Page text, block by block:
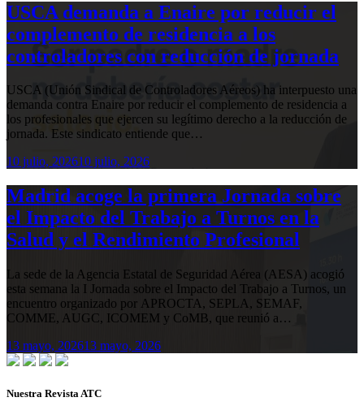
USCA demanda a Enaire por reducir el
complemento de residencia a los
controladores con reducción de jornada
USCA (Unión Sindical de Controladores Aéreos) ha interpuesto una
demanda contra Enaire por reducir el complemento de residencia a
los profesionales que ejercen su legítimo derecho a la reducción de
jornada. Este sindicato entiende que…
10 julio, 202610 julio, 2026
Madrid acoge la primera Jornada sobre
el Impacto del Trabajo a Turnos en la
Salud y el Rendimiento Profesional
La sede de la Agencia Estatal de Seguridad Aérea (AESA) acogió
esta semana la I Jornada sobre el Impacto del Trabajo a Turnos, un
encuentro organizado por APROCTA, SEPLA, SEMAF,
COMME, AUGC, ICOMEM y CoMB, que reunió a…
13 mayo, 202613 mayo, 2026
Nuestra Revista ATC